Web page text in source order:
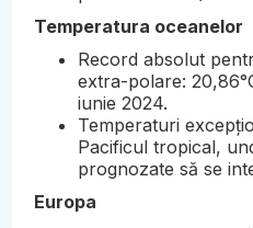
Temperatura oceanelor
Record absolut
extra-polare:
iunie 2024.
Temperaturi
Pacificul tropical,
prognozate să se
Europa